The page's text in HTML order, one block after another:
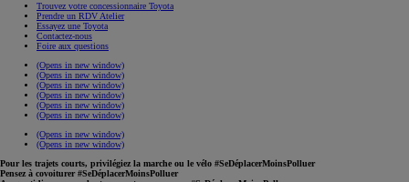
Trouvez votre concessionnaire Toyota
Prendre un RDV Atelier
Essayez une Toyota
Contactez-nous
Foire aux questions
(Opens in new window)
(Opens in new window)
(Opens in new window)
(Opens in new window)
(Opens in new window)
(Opens in new window)
(Opens in new window)
(Opens in new window)
Pour les trajets courts, privilégiez la marche ou le vélo #SeDéplacerMoinsPolluer
Pensez à covoiturer #SeDéplacerMoinsPolluer